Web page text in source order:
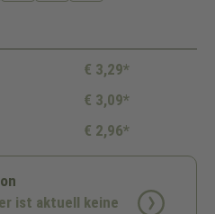
€ 3,29*
€ 3,09*
€ 2,96*
ist aktuell keine